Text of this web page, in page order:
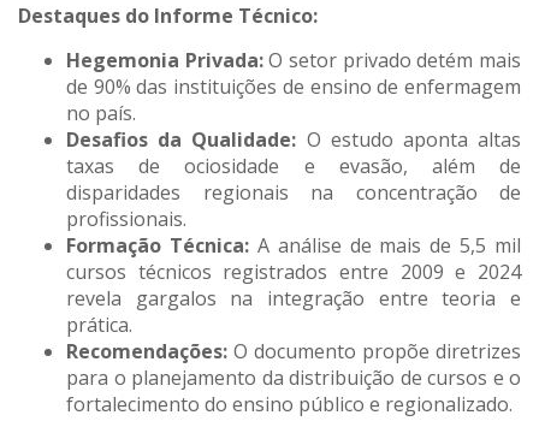
Destaques do Informe Técnico:
Hegemonia Privada:O setor privado detém mais
de 90% das instituições de ensino de enfermagem
no país.
Desafios da Qualidade: O estudo aponta altas
taxas de ociosidade e evasão, além de
disparidades regionais na concentração de
profissionais.
Formação Técnica:A análise de mais de 5,5 mil
cursos técnicos registrados entre 2009 e 2024
revela gargalos na integração entre teoria e
prática.
Recomendações: O documento propõe diretrizes
para o planejamento da distribuição de cursos e o
fortalecimento do ensino público e regionalizado.